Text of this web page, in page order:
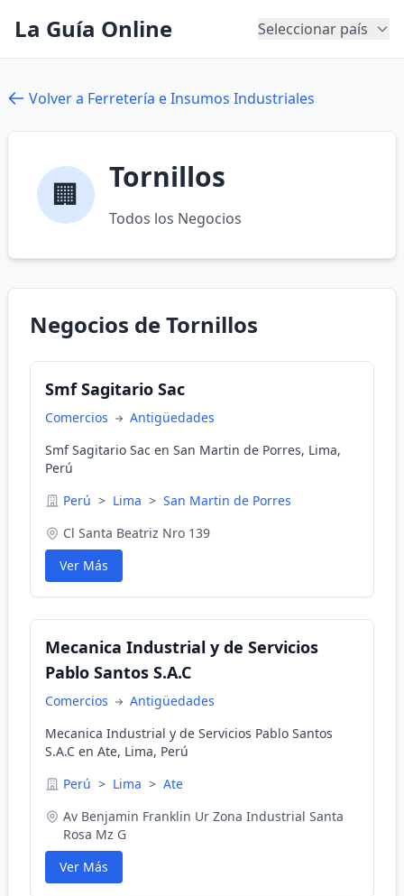
La Guía Online Seleccionar país
Volver a Ferretería e Insumos Industriales
🏢 Tornillos
Todos los Negocios
Negocios de Tornillos
Smf Sagitario Sac
Comercios
Antigüedades
Smf Sagitario Sac en San Martin de Porres, Lima,
Perú
Perú > Lima > San Martin de Porres
Cl Santa Beatriz Nro 139
Ver Más
Mecanica Industrial y de Servicios
Pablo Santos S.A.C
Comercios
Antigüedades
Mecanica Industrial y de Servicios Pablo Santos
S.A.C en Ate, Lima, Perú
Perú > Lima > Ate
Av Benjamin Franklin Ur Zona Industrial Santa
Rosa Mz G
Ver Más